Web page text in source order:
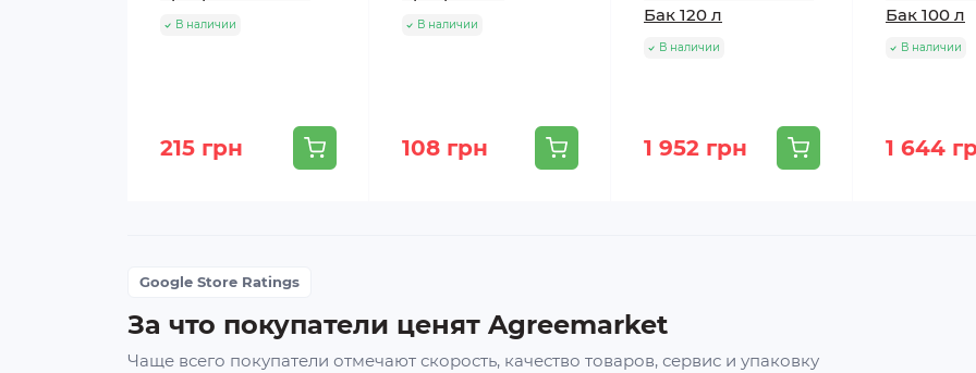
В наличии
215 грн
В наличии
108 грн
Бак 120 л
В наличии
1 952 грн
Бак 100 л
В наличии
1 644
Google Store Ratings
За что покупатели ценят Agreemarket
Чаще всего покупатели отмечают скорость, качество товаров, сервис и упаковку